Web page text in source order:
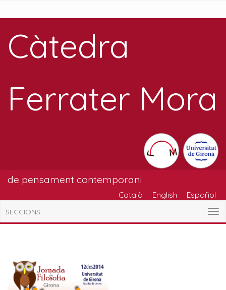
Càtedra
Ferrater Mora
de pensament contemporani
Català English Español
SECCIONS